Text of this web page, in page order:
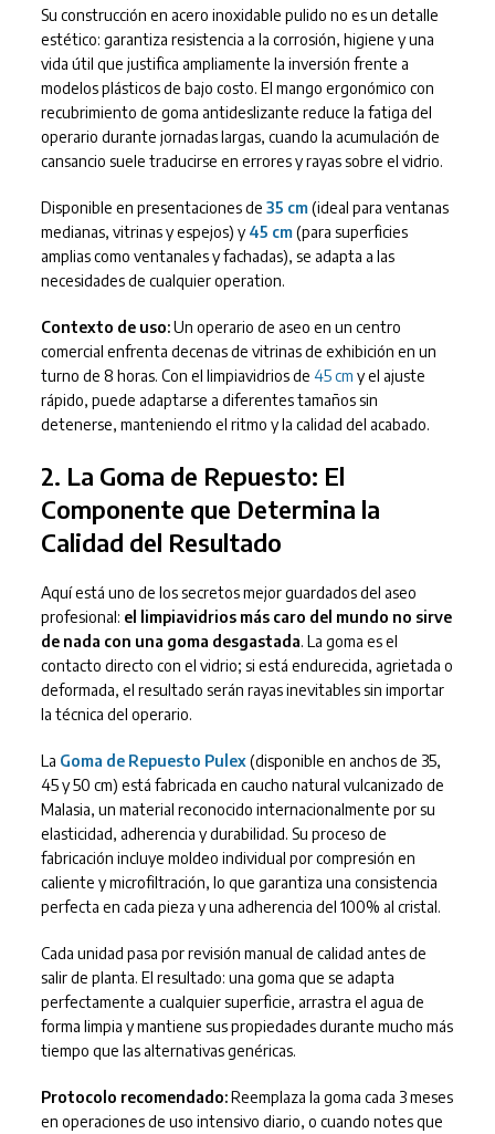
Su construcción en acero inoxidable pulido no es un detalle
estético: garantiza resistencia a la corrosión, higiene y una
vida útil que justifica ampliamente la inversión frente a
modelos plásticos de bajo costo. El mango ergonómico con
recubrimiento de goma antideslizante reduce la fatiga del
operario durante jornadas largas, cuando la acumulación de
cansancio suele traducirse en errores y rayas sobre el vidrio.
Disponible en presentaciones de 35 cm(ideal para ventanas
medianas, vitrinas y espejos) y45 cm(para superficies
amplias como ventanales y fachadas), se adapta a las
necesidades de cualquier operation.
Contexto de uso:Un operario de aseo en un centro
comercial enfrenta decenas de vitrinas de exhibición en un
turno de 8 horas. Con el limpiavidrios de 45 cm y el ajuste
rápido, puede adaptarse a diferentes tamaños sin
detenerse, manteniendo el ritmo y la calidad del acabado.
2. La Goma de Repuesto: El
Componente que Determina la
Calidad del Resultado
Aquí está uno de los secretos mejor guardados del aseo
profesional: el limpiavidrios más caro del mundo no sirve
de nada con una goma desgastada. La goma es el
contacto directo con el vidrio; si está endurecida, agrietada o
deformada, el resultado serán rayas inevitables sin importar
la técnica del operario.
La Goma de Repuesto Pulex(disponible en anchos de 35,
45 y 50 cm) está fabricada en caucho natural vulcanizado de
Malasia, un material reconocido internacionalmente por su
elasticidad, adherencia y durabilidad. Su proceso de
fabricación incluye moldeo individual por compresión en
caliente y microfiltración, lo que garantiza una consistencia
perfecta en cada pieza y una adherencia del 100% al cristal.
Cada unidad pasa por revisión manual de calidad antes de
salir de planta. El resultado: una goma que se adapta
perfectamente a cualquier superficie, arrastra el agua de
forma limpia y mantiene sus propiedades durante mucho más
tiempo que las alternativas genéricas.
Protocolo recomendado:Reemplaza la goma cada 3 meses
en operaciones de uso intensivo diario, o cuando notes que